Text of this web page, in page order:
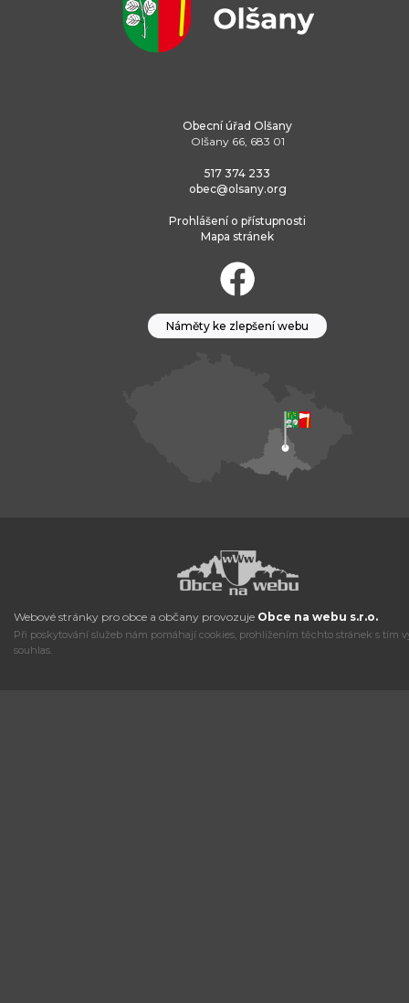
Obecní úřad Olšany
Olšany 66, 683 01
517 374 233
obec@olsany.org
Prohlášení o přístupnosti
Mapa stránek
Náměty ke zlepšení webu
Webové stránky pro obce a občany provozuje Obce na webu s.r.o.
Při poskytování služeb nám pomáhají cookies, prohlížením těchto stránek s tím
souhlas.